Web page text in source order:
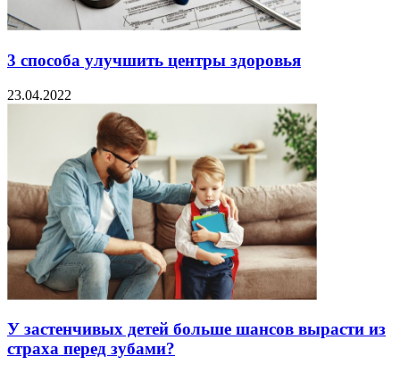
3 способа улучшить центры здоровья
23.04.2022
У застенчивых детей больше шансов вырасти из
страха перед зубами?